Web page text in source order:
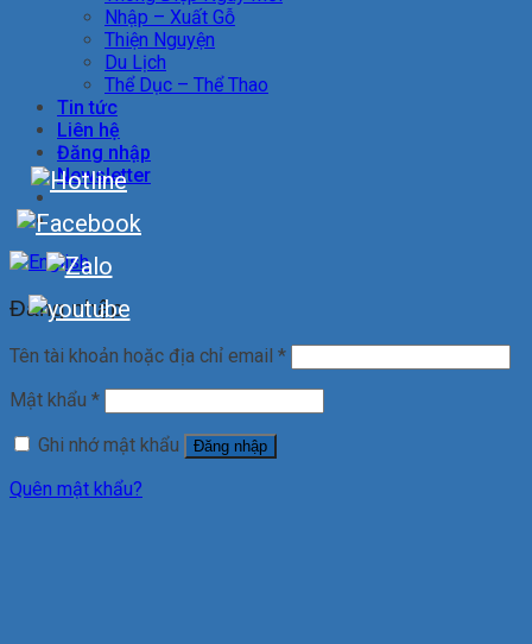
Nhập – Xuất Gỗ
Thiện Nguyện
Du Lịch
Thể Dục – Thể Thao
Tin tức
Liên hệ
Đăng nhập
Newsletter
Đăng nhập
Tên tài khoản hoặc địa chỉ email *
Mật khẩu *
Ghi nhớ mật khẩu
Đăng nhập
Quên mật khẩu?